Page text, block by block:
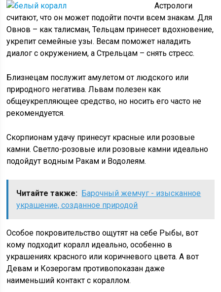
Астрологи
считают, что он может подойти почти всем знакам. Для
Овнов – как талисман, Тельцам принесет вдохновение,
укрепит семейные узы. Весам поможет наладить
диалог с окружением, а Стрельцам – снять стресс.
Близнецам послужит амулетом от людского или
природного негатива. Львам полезен как
общеукрепляющее средство, но носить его часто не
рекомендуется.
Скорпионам удачу принесут красные или розовые
камни. Светло-розовые или розовые камни идеально
подойдут водным Ракам и Водолеям.
Читайте также: Барочный жемчуг - изысканное
украшение, созданное природой
Особое покровительство ощутят на себе Рыбы, вот
кому подходит коралл идеально, особенно в
украшениях красного или коричневого цвета. А вот
Девам и Козерогам противопоказан даже
наименьший контакт с кораллом.